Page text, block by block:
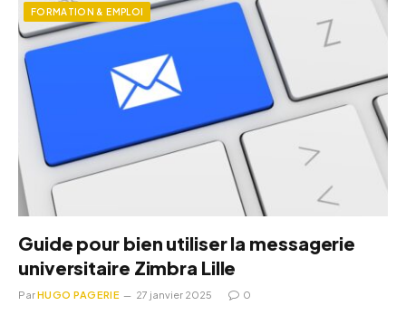
FORMATION & EMPLOI
Guide pour bien utiliser la messagerie
universitaire Zimbra Lille
ParHUGO PAGERIE 27 janvier 2025 0